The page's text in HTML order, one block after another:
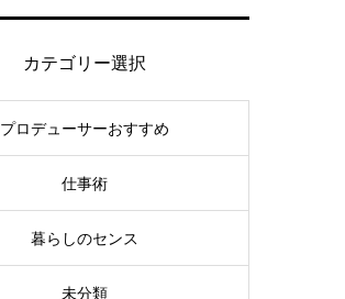
カテゴリー選択
プロデューサーおすすめ
仕事術
暮らしのセンス
未分類